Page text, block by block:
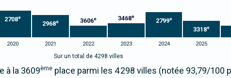
2708e
2968e 3606e 3468e
2799e
3318e
2020 2021 2022 2023 2024 2025
Sur un total de 4298 villes
à la 3609ème place parmi les 4 298 villes (notée 93,79/100